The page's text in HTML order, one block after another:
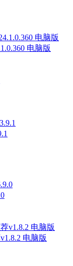
电脑版
电脑版